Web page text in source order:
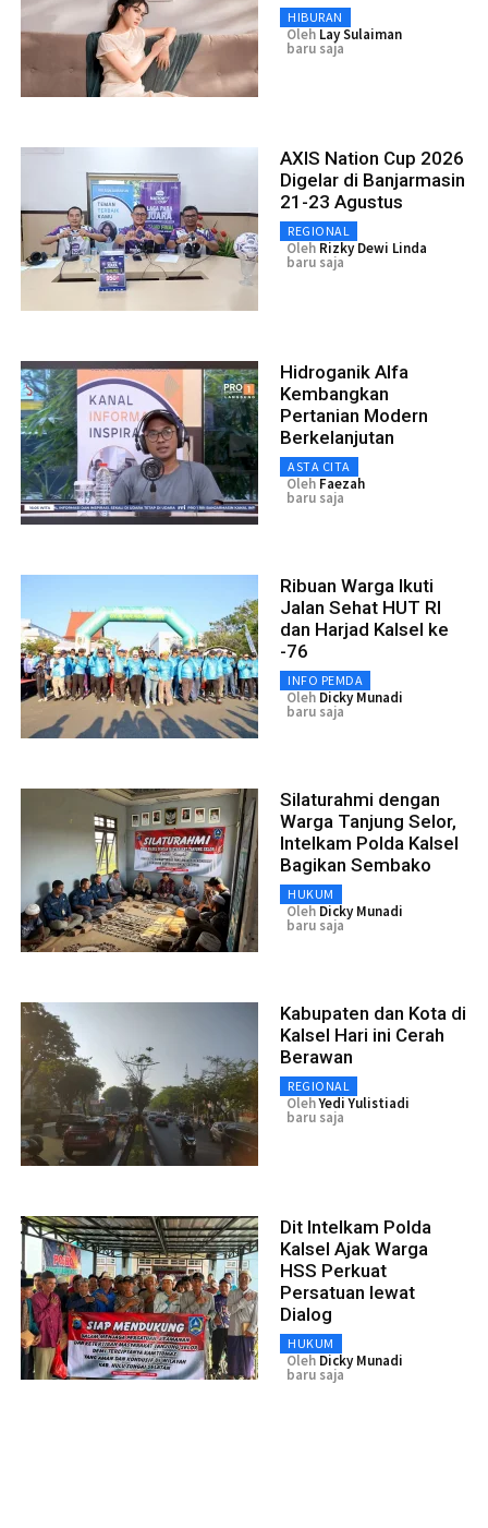
HIBURAN
Oleh Lay Sulaiman
baru saja
AXIS Nation Cup 2026
Digelar di Banjarmasin
21-23 Agustus
REGIONAL
Oleh Rizky Dewi Linda
baru saja
Hidroganik Alfa
Kembangkan
Pertanian Modern
Berkelanjutan
ASTA CITA
Oleh Faezah
baru saja
Ribuan Warga Ikuti
Jalan Sehat HUT RI
dan Harjad Kalsel ke
-76
INFO PEMDA
Oleh Dicky Munadi
baru saja
Silaturahmi dengan
Warga Tanjung Selor,
Intelkam Polda Kalsel
Bagikan Sembako
HUKUM
Oleh Dicky Munadi
baru saja
Kabupaten dan Kota di
Kalsel Hari ini Cerah
Berawan
REGIONAL
OlehYedi Yulistiadi
baru saja
Dit Intelkam Polda
Kalsel Ajak Warga
HSS Perkuat
Persatuan lewat
Dialog
HUKUM
Oleh Dicky Munadi
baru saja